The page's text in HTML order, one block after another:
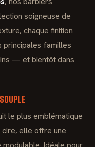
soigneuse de
chaque finition
principales familles
— et bientôt dans
le plus emblématique
cire, elle offre une